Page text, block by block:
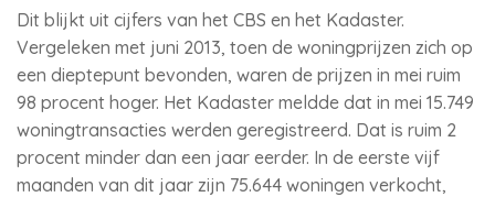
Dit blijkt uit cijfers van het CBS en het Kadaster.
Vergeleken met juni 2013, toen de woningprijzen zich op
een dieptepunt bevonden, waren de prijzen in mei ruim
98 procent hoger. Het Kadaster meldde dat in mei 15.749
woningtransacties werden geregistreerd. Dat is ruim 2
procent minder dan een jaar eerder. In de eerste vijf
maanden van dit jaar zijn 75.644 woningen verkocht,